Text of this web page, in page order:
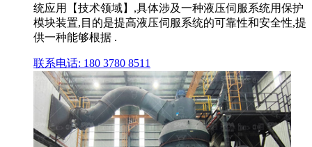
统应用【技术领域】,具体涉及一种液压伺服系统用保护
模块装置,目的是提高液压伺服系统的可靠性和安全性,提
供一种能够根据 .
联系电话: 180 3780 8511